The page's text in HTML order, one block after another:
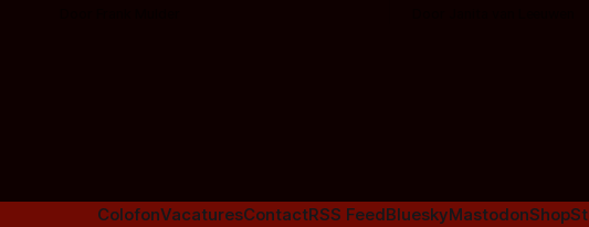
ColofonVacaturesContactRSS FeedBlueskyMastodonShop